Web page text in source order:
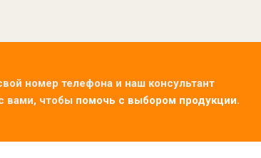
номер телефона и наш консультант
вами, чтобы помочь с выбором продукции.